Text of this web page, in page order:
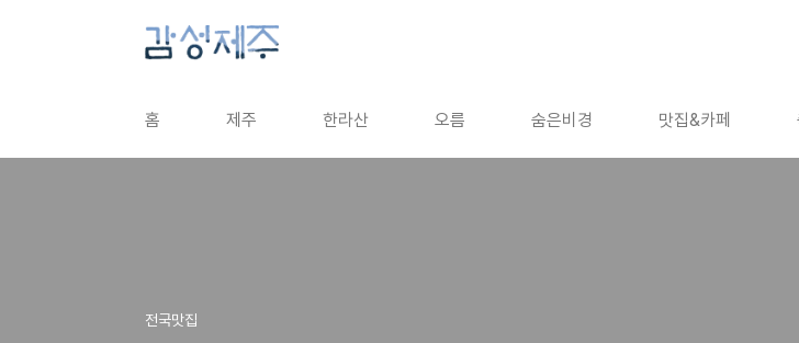
홈 제주 한라산 오름 숨은비경 맛집&카페
전국맛집